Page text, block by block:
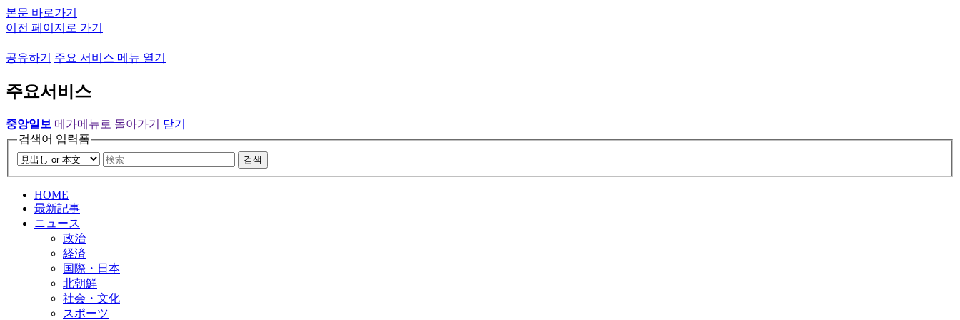
본문 바로가기
이전 페이지로 가기
공유하기 주요 서비스 메뉴 열기
주요서비스
중앙일보 메가메뉴로 돌아가기
닫기
검색어 입력폼
검색
HOME
最新記事
ニュース
政治
経済
国際・日本
北朝鮮
社会・文化
スポーツ